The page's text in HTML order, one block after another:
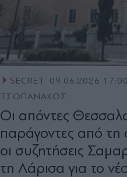
SECRET
09.06.2026 17:00
ΤΣΟΠΑΝΑΚΟΣ
Οι απόντες
παράγοντες από τη
οι συζητήσεις
τη Λάρισα για το